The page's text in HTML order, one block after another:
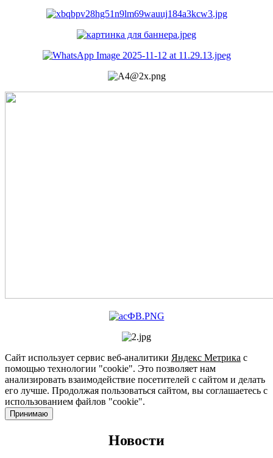
Сайт использует сервис веб-аналитики Яндекс Метрика с
помощью технологии "cookie". Это позволяет нам
анализировать взаимодействие посетителей с сайтом и делать
его лучше. Продолжая пользоваться сайтом, вы соглашаетесь с
использованием файлов "cookie".
Принимаю
Новости